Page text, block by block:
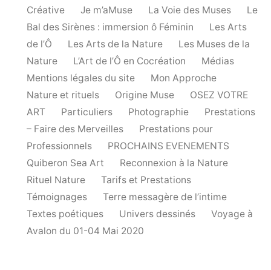
Créative
Je m’aMuse La Voie des Muses
Le
Bal des Sirènes : immersion ô Féminin
Les Arts
de l’Ô
Les Arts de la Nature
Les Muses de la
Nature
L’Art de l’Ô en Cocréation
Médias
Mentions légales du site
Mon Approche
Nature et rituels
Origine Muse
OSEZ VOTRE
ART
Particuliers Photographie
Prestations
– Faire des Merveilles
Prestations pour
Professionnels
PROCHAINS EVENEMENTS
Quiberon Sea Art
Reconnexion à la Nature
Rituel Nature
Tarifs et Prestations
Témoignages
Terre messagère de l’intime
Textes poétiques
Univers dessinés
Voyage à
Avalon du 01-04 Mai 2020